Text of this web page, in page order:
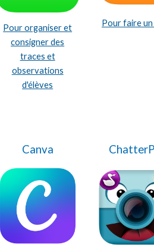
Pour organiser et
consigner des
traces et
observations
d'élèves
Pour faire
Canva